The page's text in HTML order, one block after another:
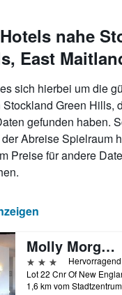
nahe
East
sich hierbei um die
Green Hills,
gefunden haben.
Abreise Spielraum
Preise für andere
Molly Morgan Motor Inn
3 Sterne
1,6 km vom Stadtzentrum